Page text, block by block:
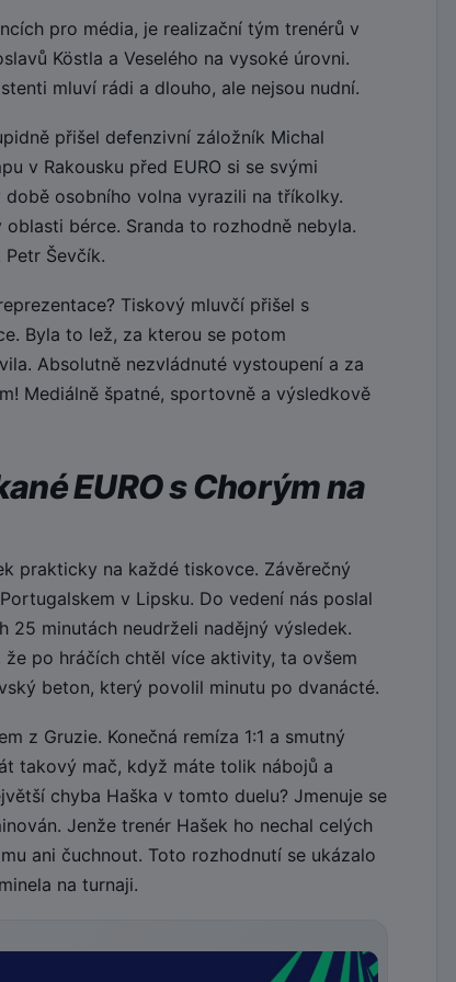
pro média, je realizační tým trenérů v
Köstla a Veselého na vysoké úrovni.
mluví rádi a dlouho, ale nejsou nudní.
přišel defenzivní záložník Michal
v Rakousku před EURO si se svými
osobního volna vyrazili na tříkolky.
bérce. Sranda to rozhodně nebyla.
Ševčík.
Tiskový mluvčí přišel s
Byla to lež, za kterou se potom
Absolutně nezvládnuté vystoupení a za
Mediálně špatné, sportovně a výsledkově
EURO s Chorým na
prakticky na každé tiskovce. Závěrečný
v Lipsku. Do vedení nás poslal
25 minutách neudrželi nadějný výsledek.
po hráčích chtěl více aktivity, ta ovšem
beton, který povolil minutu po dvanácté.
z Gruzie. Konečná remíza 1:1 a smutný
takový mač, když máte tolik nábojů a
chyba Haška v tomto duelu? Jmenuje se
Jenže trenér Hašek ho nechal celých
ani čuchnout. Toto rozhodnutí se ukázalo
na turnaji.